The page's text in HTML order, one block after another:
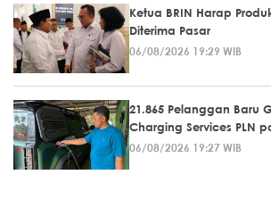
Ketua BRIN Harap
Diterima Pasar
06/08/2026 19:29 WIB
21.865 Pelanggan Baru
Charging Services PLN
06/08/2026 19:27 WIB